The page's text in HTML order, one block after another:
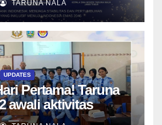
Pemimpin
Global
TARUNA NALA
UPDATES
Pertama! Taruna
awali aktivitas
Kelas dan Tes